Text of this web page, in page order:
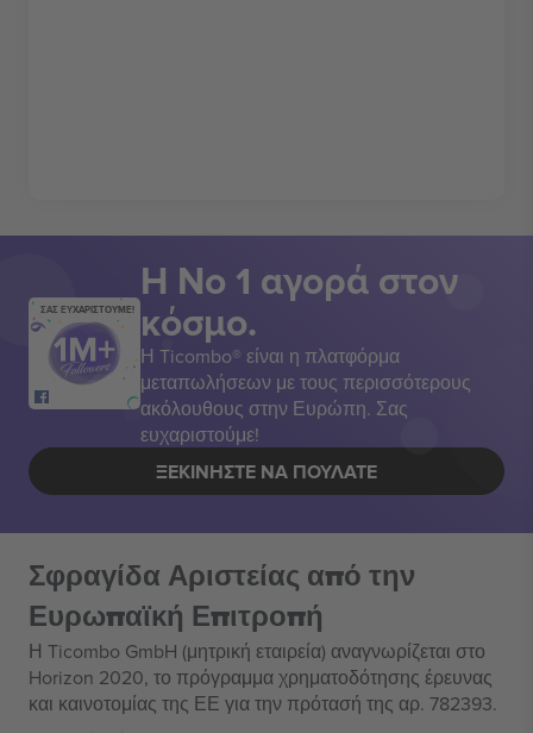
ΣΑΣ ΕΥΧΑΡΙΣΤΟΥΜΕ!
Η Νο 1 αγορά στον
κόσμο.
Η Ticombo® είναι η πλατφόρμα
μεταπωλήσεων με τους περισσότερους
ακόλουθους στην Ευρώπη. Σας
ευχαριστούμε!
ΞΕΚΙΝΉΣΤΕ ΝΑ ΠΟΥΛΆΤΕ
Σφραγίδα Αριστείας από την
Ευρωπαϊκή Επιτροπή
Η Ticombo GmbH (μητρική εταιρεία) αναγνωρίζεται στο
Horizon 2020, το πρόγραμμα χρηματοδότησης έρευνας
και καινοτομίας της ΕΕ για την πρότασή της αρ. 782393.